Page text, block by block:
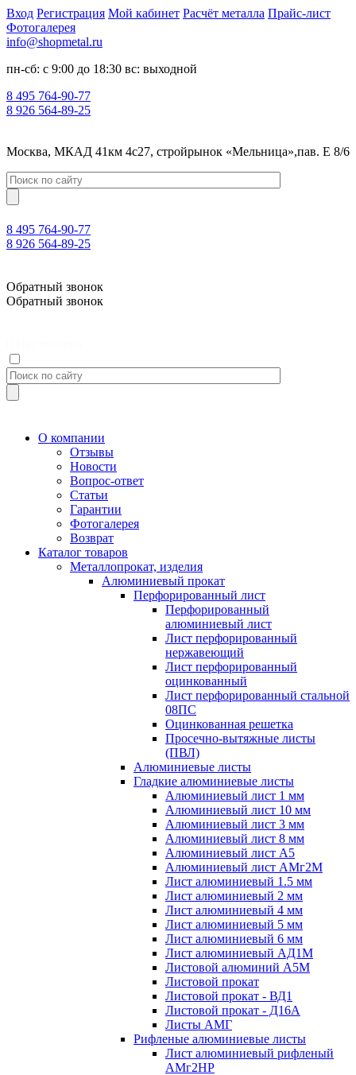
Вход Регистрация Мой кабинет Расчёт металла Прайс-лист
Фотогалерея
info@shopmetal.ru
пн-сб: с 9:00 до 18:30 вс: выходной
8 495 764-90-77
8 926 564-89-25
Москва, МКАД 41км 4с27, стройрынок «Мельница»,пав. Е 8/6
8 495 764-90-77
8 926 564-89-25
Обратный звонок
Обратный звонок
О компании
Отзывы
Новости
Вопрос-ответ
Статьи
Гарантии
Фотогалерея
Возврат
Каталог товаров
Металлопрокат, изделия
Алюминиевый прокат
Перфорированный лист
Перфорированный
алюминиевый лист
Лист перфорированный
нержавеющий
Лист перфорированный
оцинкованный
Лист перфорированный стальной
08ПС
Оцинкованная решетка
Просечно-вытяжные листы
(ПВЛ)
Алюминиевые листы
Гладкие алюминиевые листы
Алюминиевый лист 1 мм
Алюминиевый лист 10 мм
Алюминиевый лист 3 мм
Алюминиевый лист 8 мм
Алюминиевый лист А5
Алюминиевый лист АМг2М
Лист алюминиевый 1.5 мм
Лист алюминиевый 2 мм
Лист алюминиевый 4 мм
Лист алюминиевый 5 мм
Лист алюминиевый 6 мм
Лист алюминиевый АД1М
Листовой алюминий А5М
Листовой прокат
Листовой прокат - ВД1
Листовой прокат - Д16А
Листы АМГ
Рифленые алюминиевые листы
Лист алюминиевый рифленый
АМг2НР